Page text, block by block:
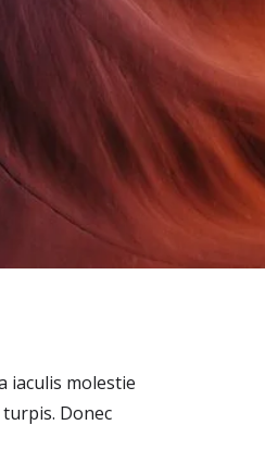
iaculis molestie
Donec